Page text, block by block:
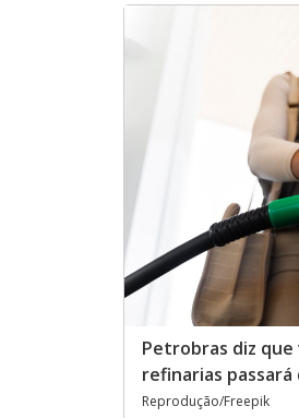
Petrobras diz
refinarias passará
Reprodução/Freepik